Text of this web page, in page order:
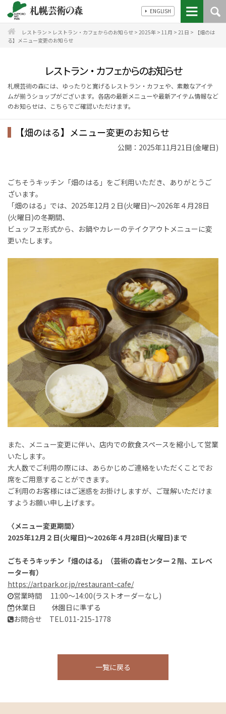
ENGLISH
レストラン > レストラン・カフェからのお知らせ > 2025年 > 11月 > 21日 >
【畑のは
る】メニュー変更のお知らせ
レストラン・カフェからのお知らせ
札幌芸術の森には、ゆったりと寛げるレストラン・カフェや、素敵なアイテ
ムが揃うショップがございます。各店の最新メニューや最新アイテム情報など
のお知らせは、こちらでご確認いただけます。
【畑のはる】メニュー変更のお知らせ
公開：2025年11月21日(金曜日)
ごちそうキッチン「畑のはる」をご利用いただき、ありがとうご
ざいます。
「畑のはる」では、2025年12月２日(火曜日)～2026年４月28日
(火曜日)の冬期間、
ビュッフェ形式から、お鍋やカレーのテイクアウトメニューに変
更いたします。
また、メニュー変更に伴い、店内での飲食スペースを縮小して営業
いたします。
大人数でご利用の際には、あらかじめご連絡をいただくことでお
席をご用意することができます。
ご利用のお客様にはご迷惑をお掛けしますが、ご理解いただけま
すようお願い申し上げます。
〈メニュー変更期間〉
2025年12月２日(火曜日)～2026年４月28日(火曜日)まで
ごちそうキッチン「畑のはる」
（芸術の森センター２階、エレベ
ーター有）
https://artpark.or.jp/restaurant-cafe/
営業時間 11:00～14:00(ラストオーダーなし)
休業日 休園日に準ずる
お問合せ TEL.011-215-1778
一覧に戻る